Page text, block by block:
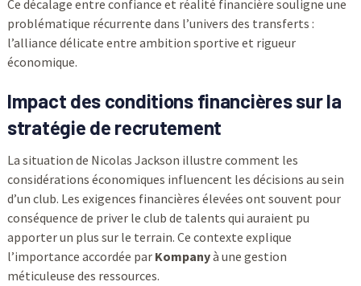
Ce décalage entre confiance et réalité financière souligne une
problématique récurrente dans l’univers des transferts :
l’alliance délicate entre ambition sportive et rigueur
économique.
Impact des conditions financières sur la
stratégie de recrutement
La situation de Nicolas Jackson illustre comment les
considérations économiques influencent les décisions au sein
d’un club. Les exigences financières élevées ont souvent pour
conséquence de priver le club de talents qui auraient pu
apporter un plus sur le terrain. Ce contexte explique
l’importance accordée par Kompanyà une gestion
méticuleuse des ressources.